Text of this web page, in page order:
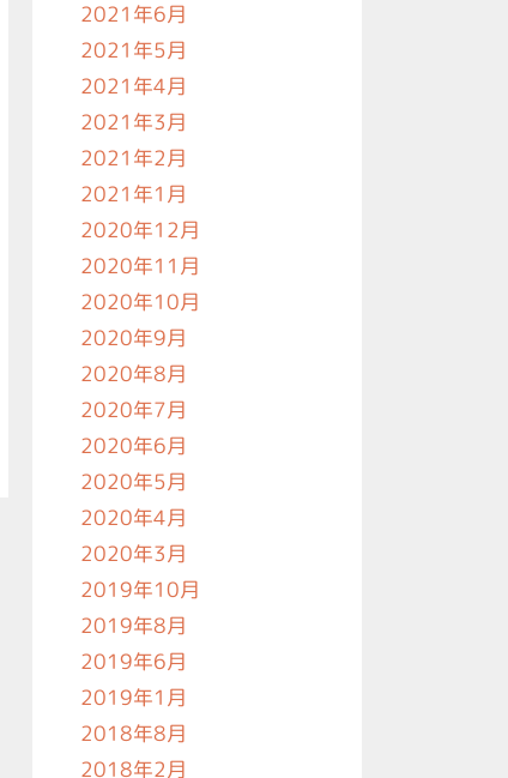
2021年6月
2021年5月
2021年4月
2021年3月
2021年2月
2021年1月
2020年12月
2020年11月
2020年10月
2020年9月
2020年8月
2020年7月
2020年6月
2020年5月
2020年4月
2020年3月
2019年10月
2019年8月
2019年6月
2019年1月
2018年8月
2018年2月